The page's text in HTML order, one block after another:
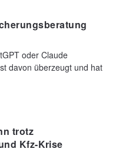
oder Claude
davon überzeugt und hat
trotz
Kfz-Krise